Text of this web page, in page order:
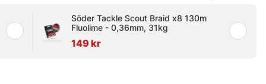
Söder Tackle Scout Braid x8 130m
Fluolime - 0,36mm, 31kg
149 kr